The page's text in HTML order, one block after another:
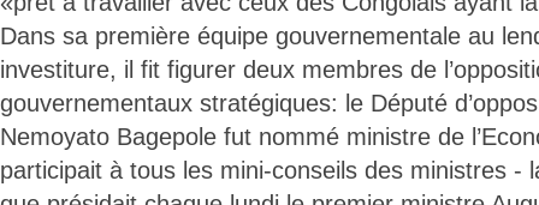
Dans sa première équipe gouvernementale au
investiture, il fit figurer deux membres de
gouvernementaux stratégiques: le Député
Nemoyato Bagepole fut nommé ministre de
participait à tous les mini-conseils des ministres -